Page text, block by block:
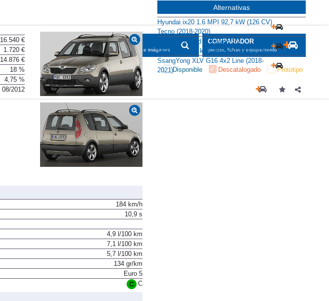
BUSCADOR
informaciones, fichas e imágenes
COMPARADOR
precios, fichas y equipamiento
Disponible Descatalogado Prototipo
16.540 €
1.720 €
14.876 €
18 %
4,75 %
08/2012
184 km/h
10,9 s
4,9 l/100 km
7,1 l/100 km
5,7 l/100 km
134 gr/km
Euro 5
C
Alternativas
Hyundai ix20 1.6 MPI 92,7 kW (126 CV)
Tecno (2018-2020)
Opel Crossland X Edition 1.2
Start&Stop 61 kW (83 CV) (2019-2020)
SsangYong XLV G16 4x2 Line (2018-
2021)